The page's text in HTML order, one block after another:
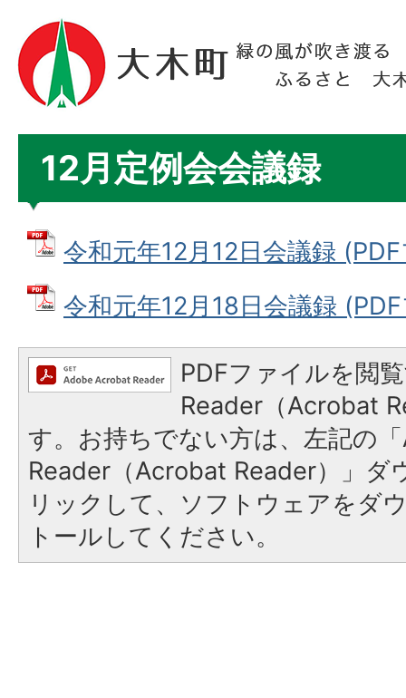
12月定例会会議録
令和元年12月12日会議録
令和元年12月18日会議録
PDFファイルを閲
Reader（Acrobat
す。お持ちでない方は、左記の
Reader（Acrobat Reader）」ダ
リックして、ソフトウェアをダ
トールしてください。